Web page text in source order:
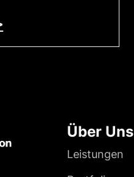
Über Uns
Leistungen